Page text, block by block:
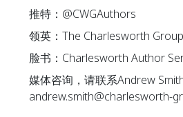
推特：@CWGAuthors
领英：The Charlesworth Group
脸书：Charlesworth Author
媒体咨询，请联系Andrew
andrew.smith@charlesworth-